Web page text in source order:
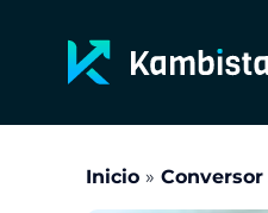
contenido
Inicio Conversor